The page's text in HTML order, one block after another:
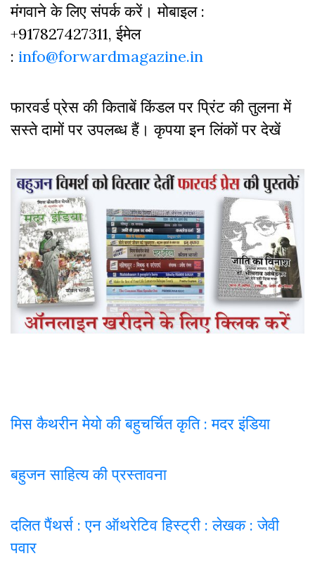
मंगवाने के लिए संपर्क करें। मोबाइल :
+917827427311, ईमेल
: info@forwardmagazine.in
फारवर्ड प्रेस की किताबें किंडल पर प्रिंट की तुलना में
सस्ते दामों पर उपलब्ध हैं। कृपया इन लिंकों पर देखें
मिस कैथरीन मेयो की बहुचर्चित कृति : मदर इंडिया
बहुजन साहित्य की प्रस्तावना
दलित पैंथर्स : एन ऑथरेटिव हिस्ट्री : लेखक : जेवी
पवार